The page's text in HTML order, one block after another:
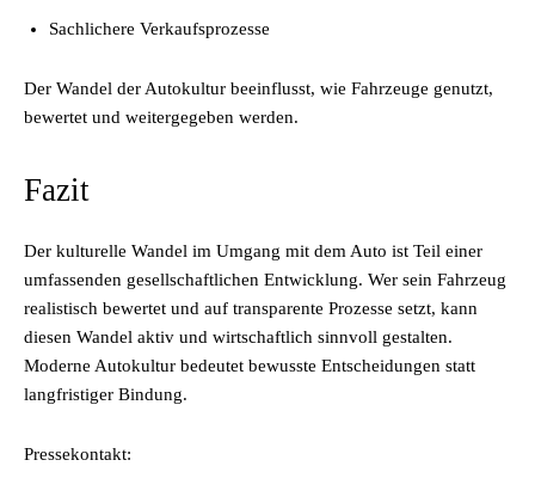
Sachlichere Verkaufsprozesse
Der Wandel der Autokultur beeinflusst, wie Fahrzeuge genutzt,
bewertet und weitergegeben werden.
Fazit
Der kulturelle Wandel im Umgang mit dem Auto ist Teil einer
umfassenden gesellschaftlichen Entwicklung. Wer sein Fahrzeug
realistisch bewertet und auf transparente Prozesse setzt, kann
diesen Wandel aktiv und wirtschaftlich sinnvoll gestalten.
Moderne Autokultur bedeutet bewusste Entscheidungen statt
langfristiger Bindung.
Pressekontakt: